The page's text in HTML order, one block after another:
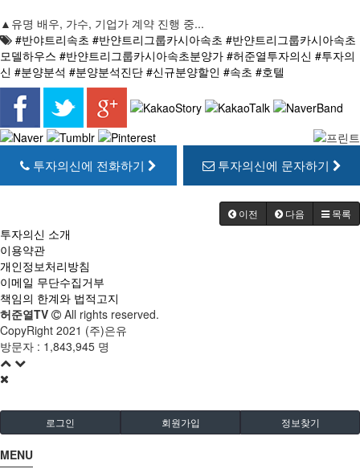
▲유명 배우, 가수, 기업가 계약 진행 중...
#반야트리속초 #반얀트리그룹카시아속초 #반얀트리그룹카시아속초
모델하우스 #반얀트리그룹카시아속초분양가 #허준열투자의신 #투자의
신 #분양분석 #분양분석진단 #신규분양할인 #속초 #호텔
투자의신에 전화하기 투자의신에 문자하기
이전 다음 목록
투자의신 소개
이용약관
개인정보처리방침
이메일 무단수집거부
책임의 한계와 법적고지
허준열TV
All rights reserved.
CopyRight 2021 (주)은유
방문자 : 1,843,945 명
로그인 회원가입 정보찾기
MENU